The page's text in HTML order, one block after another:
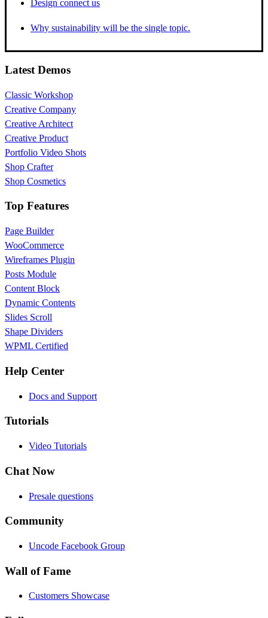
Design connect us
Why sustainability will be the single topic.
Latest Demos
Classic Workshop
Creative Company
Creative Architect
Creative Product
Portfolio Video Shots
Shop Crafter
Shop Cosmetics
Top Features
Page Builder
WooCommerce
Wireframes Plugin
Posts Module
Content Block
Dynamic Contents
Slides Scroll
Shape Dividers
WPML Certified
Help Center
Docs and Support
Tutorials
Video Tutorials
Chat Now
Presale questions
Community
Uncode Facebook Group
Wall of Fame
Customers Showcase